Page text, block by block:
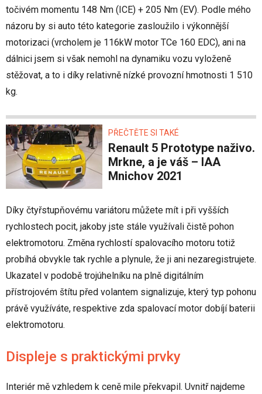
točivém momentu 148 Nm (ICE) + 205 Nm (EV). Podle mého
názoru by si auto této kategorie zasloužilo i výkonnější
motorizaci (vrcholem je 116kW motor TCe 160 EDC), ani na
dálnici jsem si však nemohl na dynamiku vozu vyloženě
stěžovat, a to i díky relativně nízké provozní hmotnosti 1 510
kg.
PŘEČTĚTE SI TAKÉ
Renault 5 Prototype naživo.
Mrkne, a je váš – IAA
Mnichov 2021
Díky čtyřstupňovému variátoru můžete mít i při vyšších
rychlostech pocit, jakoby jste stále využívali čistě pohon
elektromotoru. Změna rychlostí spalovacího motoru totiž
probíhá obvykle tak rychle a plynule, že ji ani nezaregistrujete.
Ukazatel v podobě trojúhelníku na plně digitálním
přístrojovém štítu před volantem signalizuje, který typ pohonu
právě využíváte, respektive zda spalovací motor dobíjí baterii
elektromotoru.
Displeje s praktickými prvky
Interiér mě vzhledem k ceně mile překvapil. Uvnitř najdeme